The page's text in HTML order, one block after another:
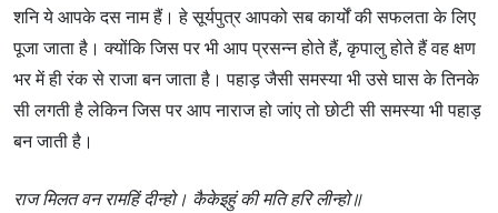
शनि ये आपके दस नाम हैं। हे सूर्यपुत्र आपको सब कार्यों की सफलता के लिए
पूजा जाता है। क्योंकि जिस पर भी आप प्रसन्न होते हैं, कृपालु होते हैं वह क्षण
भर में ही रंक से राजा बन जाता है। पहाड़ जैसी समस्या भी उसे घास के तिनके
सी लगती है लेकिन जिस पर आप नाराज हो जांए तो छोटी सी समस्या भी पहाड़
बन जाती है।
राज मिलत वन रामहिं दीन्हो। कैकेइहुं की मति हरि लीन्हो॥